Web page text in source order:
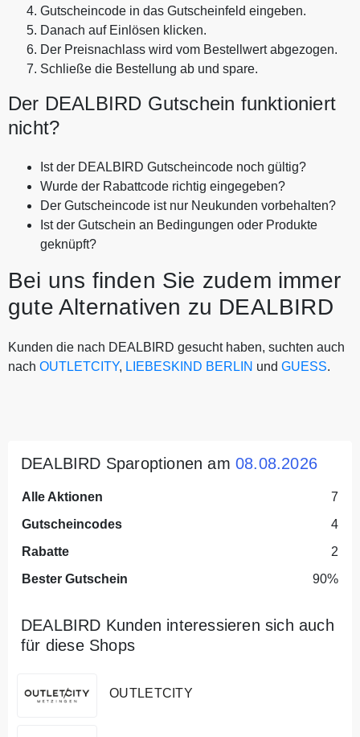
Gutscheincode in das Gutscheinfeld eingeben.
Danach auf Einlösen klicken.
Der Preisnachlass wird vom Bestellwert abgezogen.
Schließe die Bestellung ab und spare.
Der DEALBIRD Gutschein funktioniert
nicht?
Ist der DEALBIRD Gutscheincode noch gültig?
Wurde der Rabattcode richtig eingegeben?
Der Gutscheincode ist nur Neukunden vorbehalten?
Ist der Gutschein an Bedingungen oder Produkte
geknüpft?
Bei uns finden Sie zudem immer
gute Alternativen zu DEALBIRD
Kunden die nach DEALBIRD gesucht haben, suchten auch
nach OUTLETCITY, LIEBESKIND BERLIN und GUESS.
DEALBIRD Sparoptionen am 08.08.2026
Alle Aktionen
7
Gutscheincodes
4
Rabatte
2
Bester Gutschein
90%
DEALBIRD Kunden interessieren sich auch
für diese Shops
OUTLETCITY